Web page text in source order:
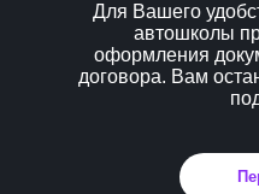
Для Вашего
автошколы
оформления
договора. Вам